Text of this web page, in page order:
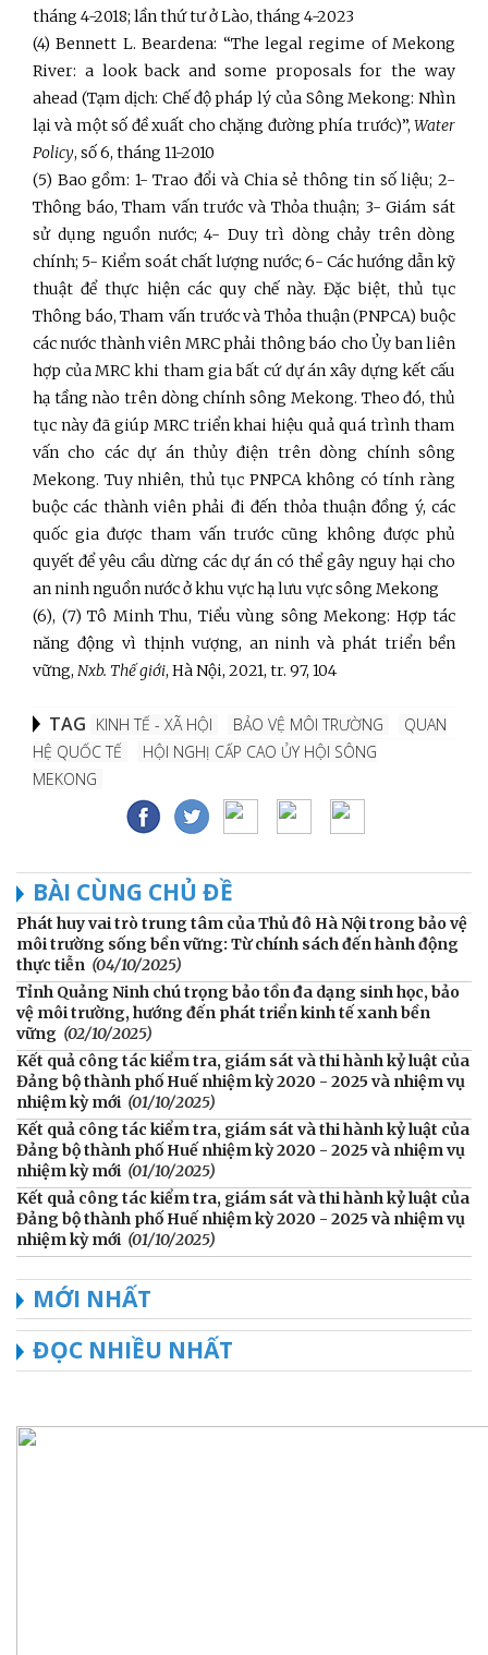
tháng 4-2018; lần thứ tư ở Lào, tháng 4-2023
(4) Bennett L. Beardena: “The legal regime of Mekong
River: a look back and some proposals for the way
ahead (Tạm dịch: Chế độ pháp lý của Sông Mekong: Nhìn
lại và một số đề xuất cho chặng đường phía trước)”, Water
Policy, số 6, tháng 11-2010
(5) Bao gồm: 1- Trao đổi và Chia sẻ thông tin số liệu; 2-
Thông báo, Tham vấn trước và Thỏa thuận; 3- Giám sát
sử dụng nguồn nước; 4- Duy trì dòng chảy trên dòng
chính; 5- Kiểm soát chất lượng nước; 6- Các hướng dẫn kỹ
thuật để thực hiện các quy chế này. Đặc biệt, thủ tục
Thông báo, Tham vấn trước và Thỏa thuận (PNPCA) buộc
các nước thành viên MRC phải thông báo cho Ủy ban liên
hợp của MRC khi tham gia bất cứ dự án xây dựng kết cấu
hạ tầng nào trên dòng chính sông Mekong. Theo đó, thủ
tục này đã giúp MRC triển khai hiệu quả quá trình tham
vấn cho các dự án thủy điện trên dòng chính sông
Mekong. Tuy nhiên, thủ tục PNPCA không có tính ràng
buộc các thành viên phải đi đến thỏa thuận đồng ý, các
quốc gia được tham vấn trước cũng không được phủ
quyết để yêu cầu dừng các dự án có thể gây nguy hại cho
an ninh nguồn nước ở khu vực hạ lưu vực sông Mekong
(6), (7) Tô Minh Thu, Tiểu vùng sông Mekong: Hợp tác
năng động vì thịnh vượng, an ninh và phát triển bền
vững, Nxb. Thế giới, Hà Nội, 2021, tr. 97, 104
TAG KINH TẾ - XÃ HỘI BẢO VỆ MÔI TRƯỜNG
QUAN
HỆ QUỐC TẾ
HỘI NGHỊ CẤP CAO ỦY HỘI SÔNG
MEKONG
BÀI CÙNG CHỦ ĐỀ
Phát huy vai trò trung tâm của Thủ đô Hà Nội trong bảo vệ
môi trường sống bền vững: Từ chính sách đến hành động
thực tiễn (04/10/2025)
Tỉnh Quảng Ninh chú trọng bảo tồn đa dạng sinh học, bảo
vệ môi trường, hướng đến phát triển kinh tế xanh bền
vững (02/10/2025)
Kết quả công tác kiểm tra, giám sát và thi hành kỷ luật của
Đảng bộ thành phố Huế nhiệm kỳ 2020 - 2025 và nhiệm vụ
nhiệm kỳ mới (01/10/2025)
Kết quả công tác kiểm tra, giám sát và thi hành kỷ luật của
Đảng bộ thành phố Huế nhiệm kỳ 2020 - 2025 và nhiệm vụ
nhiệm kỳ mới (01/10/2025)
Kết quả công tác kiểm tra, giám sát và thi hành kỷ luật của
Đảng bộ thành phố Huế nhiệm kỳ 2020 - 2025 và nhiệm vụ
nhiệm kỳ mới (01/10/2025)
MỚI NHẤT
ĐỌC NHIỀU NHẤT